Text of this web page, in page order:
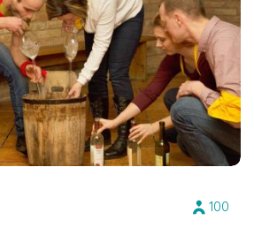
100